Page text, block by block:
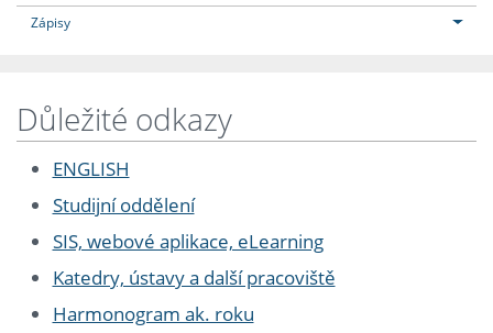
Zápisy
Důležité odkazy
ENGLISH
Studijní oddělení
SIS, webové aplikace, eLearning
Katedry, ústavy a další pracoviště
Harmonogram ak. roku